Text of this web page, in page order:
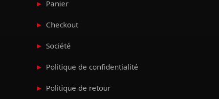
Panier
Checkout
Société
Politique de confidentialité
Politique de retour